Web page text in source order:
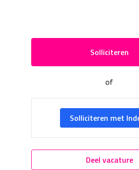
Solliciteren
of
Solliciteren met
Deel vacature